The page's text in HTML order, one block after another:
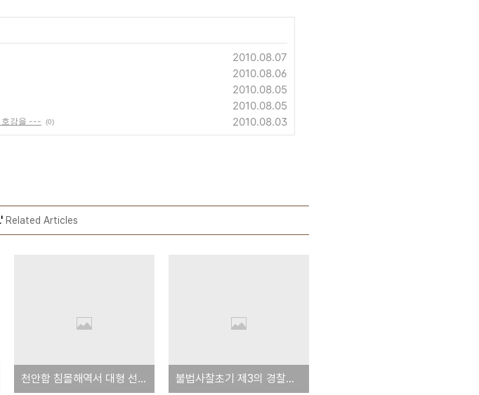
2010.08.07
2010.08.06
2010.08.05
2010.08.05
호강을 --- (0) 2010.08.03
Related Articles
천안함 침몰해역서 대형 선박 발견-선박 정체가 뭐냐 불법사찰초기 제3의 경찰관 개입